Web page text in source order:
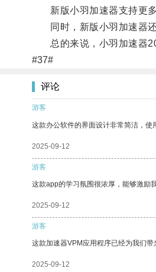
新版小羽加速器支持更多
同时，新版小羽加速器还
总的来说，小羽加速器
#37#
评论
游客
这款办公软件的界面设计非常简洁，使
2025-09-12
游客
这款app的学习氛围很浓厚，能够激励
2025-09-12
游客
这款加速器VPM应用程序已经为我们带
2025-09-12